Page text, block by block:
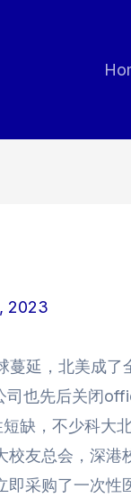
2023
延，北美成了
也先后关闭
缺，不少科大
友总会，深港
采购了一次性